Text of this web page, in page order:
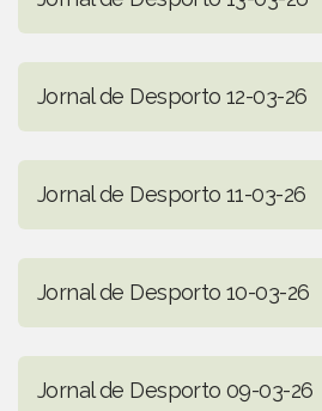
Jornal de Desporto 12-03-26
Jornal de Desporto 11-03-26
Jornal de Desporto 10-03-26
Jornal de Desporto 09-03-26